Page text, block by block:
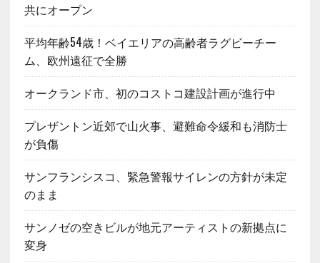
共にオープン
平均年齢54歳！ベイエリアの高齢者ラグビーチー
ム、欧州遠征で全勝
オークランド市、初のコストコ建設計画が進行中
プレザントン近郊で山火事、避難命令緩和も消防士
が負傷
サンフランシスコ、緊急警報サイレンの方針が未定
のまま
サンノゼの空きビルが地元アーティストの新拠点に
変身